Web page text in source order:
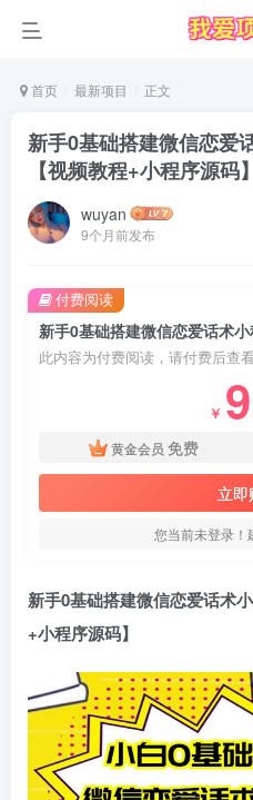
首页 最新项目 正文
新手0基础搭建微信恋爱
【视频教程+小程序源码】
wuyan
9个月前发布
此内容为付费阅读，请付费后查
￥
黄金会员 免费
立即
您当前未登录！
付费阅读
新手0基础搭建微信恋爱话术
+小程序源码】